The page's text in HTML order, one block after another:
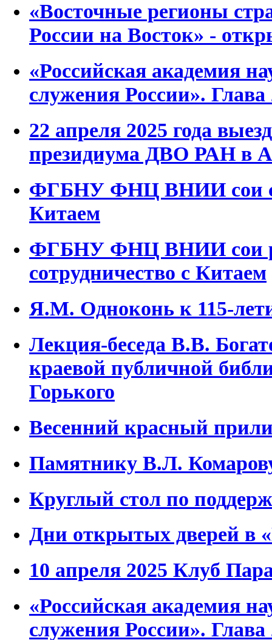
«Восточные регионы
России на Восток» -
«Российская академия
служения России». Глава
22 апреля 2025 года
президиума ДВО РАН в
ФГБНУ ФНЦ ВНИИ сои
Китаем
ФГБНУ ФНЦ ВНИИ сои
сотрудничество с Китаем
Я.М. Одноконь к 115-
Лекция-беседа В.В.
краевой публичной
Горького
Весенний красный
Памятнику В.Л.
Круглый стол по
Дни открытых дверей в
10 апреля 2025 Клуб
«Российская академия
служения России». Глава